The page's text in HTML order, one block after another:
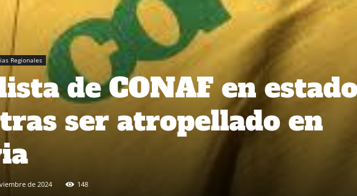
Regionales
de CONAF en
ser atropellado en
de 2024 148